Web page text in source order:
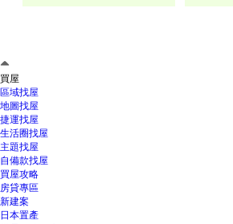
買屋
區域找屋
地圖找屋
捷運找屋
生活圈找屋
主題找屋
自備款找屋
買屋攻略
房貸專區
新建案
日本置產